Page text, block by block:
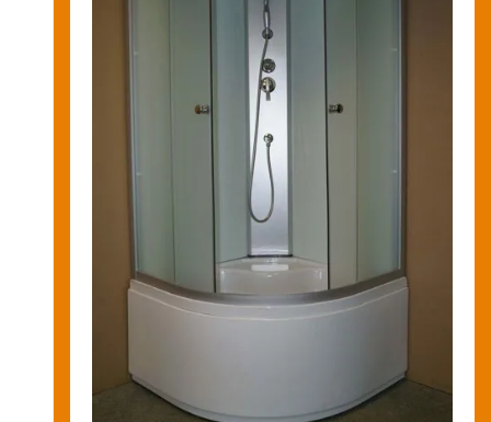
Оставить заявку на звонок
Сервисное
обслуживание